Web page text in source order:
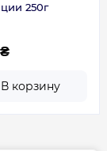
250г
В корзину